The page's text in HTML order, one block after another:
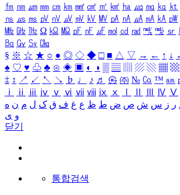
㎙ ㎚ ㎛ ㎜ ㎝ ㎞ ㎟ ㎠ ㎡ ㎢ ㏊ ㎍ ㎎ ㎏ ㏏
㎱ ㎲ ㎳ ㎴ ㎵ ㎶ ㎷ ㎸ ㎹ ㎀ ㎁ ㎂ ㎃ ㎄ ㎺
㎒ ㎓ ㎔ Ω ㏀ ㏁ ㎊ ㎋ ㎌ ㏖ ㏅ ㎭ ㎮ ㎯ ㏛
㏃ ㏉ ㏜ ㏆
§ ※ ☆ ★ ○ ● ◎ ◇ ◆ □ ■ △ ▽ → ← ↑ ↓
♠ ♡ ♥ ♧ ♣ ⊙ ◈ ▣ ◐ ◑ ▒ ▤ ▨ ▧ ▦ ▩
‡ ↕ ↗ ↙ ↖ ↘ ♭ ♩ ♪ ♬ ㉿ ㈜ № ㏇ ™ ㏂
ⅰ
ⅱ ⅲ ⅳ ⅴ ⅵ ⅶ ⅷ ⅸ ⅹ Ⅳ Ⅴ
ر ز س ش ص ض ط ظ ع غ ف ق ک ل م ن ه
و ی
닫기
통합검색